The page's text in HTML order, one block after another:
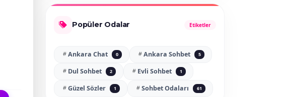
Popüler Odalar Etiketler
Ankara Chat 0 Ankara Sohbet 5
Dul Sohbet 2 Evli Sohbet 1
Güzel Sözler 1 Sohbet Odaları 61